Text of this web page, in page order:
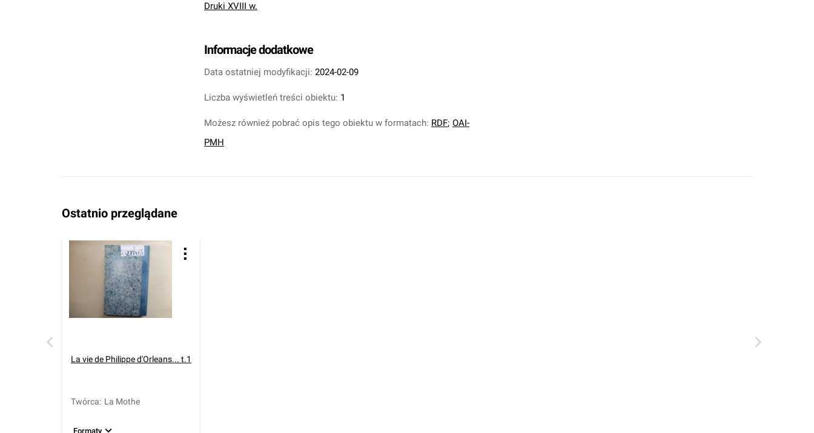
Druki XVIII w.
Informacje dodatkowe
Data ostatniej modyfikacji: 2024-02-09
Liczba wyświetleń treści obiektu: 1
Możesz również pobrać opis tego obiektu w formatach: RDF; OAI-
PMH
Ostatnio przeglądane
La vie de Philippe d'Orleans... t.1
Twórca: La Mothe
Formaty